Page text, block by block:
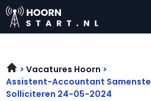
Vacatures Hoorn
Assistent-Accountant
Solliciteren 24-05-2024